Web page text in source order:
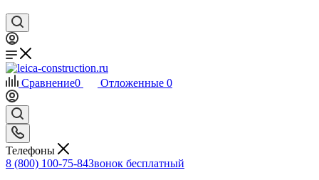
Сравнение0 Отложенные 0
Телефоны
8 (800) 100-75-84Звонок бесплатный